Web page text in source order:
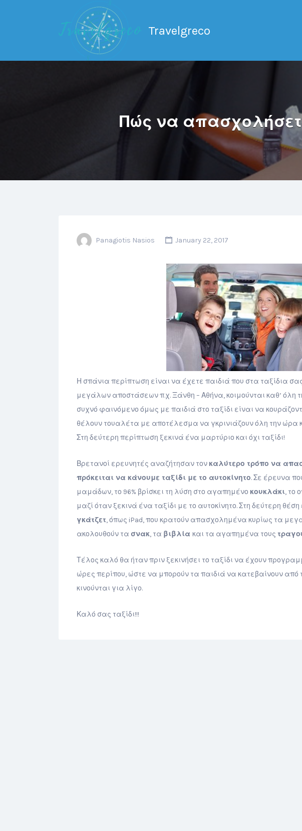
Travelgreco
Πώς να
Panagiotis Nasios January 22, 2017
Η σπάνια περίπτωση είναι να έχετε παιδιά που στα ταξίδια
μεγάλων αποστάσεων π.χ. Ξάνθη – Αθήνα, κοιμούνται καθ’ όλη
συχνό φαινόμενο όμως με παιδιά στο ταξίδι είναι να
θέλουν τουαλέτα με αποτέλεσμα να γκρινιάζουν όλη την ώρα
Στη δεύτερη περίπτωση ξεκινά ένα μαρτύριο και όχι ταξίδι!
Βρετανοί ερευνητές αναζήτησαν τονκαλύτερο τρόπο να
πρόκειται να κάνουμε ταξίδι με το αυτοκίνητο. Σε έρευνα
μαμάδων, το 96% βρίσκει τη λύση στο αγαπημένο κουκλάκι, το
μαζί όταν ξεκινά ένα ταξίδι με το αυτοκίνητο. Στη δεύτερη
γκάτζετ, όπως iPad, που κρατούν απασχολημένα κυρίως τα
ακολουθούν τα σνακ, τα βιβλία και τα αγαπημένα τους
Τέλος καλό θα ήταν πριν ξεκινήσει το ταξίδι να έχουν
ώρες περίπου, ώστε να μπορούν τα παιδιά να κατεβαίνουν από
κινούνται για λίγο.
Καλό σας ταξίδι!!!